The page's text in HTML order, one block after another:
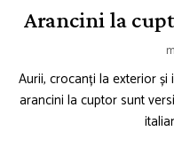
Arancini la
Aurii, crocanți la exterior și
arancini la cuptor sunt